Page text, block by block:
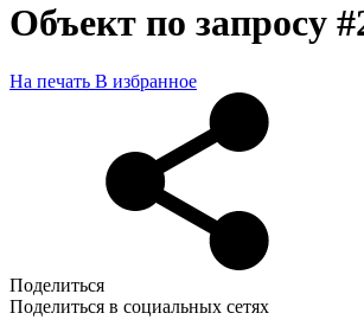
Объект по запросу
На печать В избранное
Поделиться
Поделиться в социальных сетях